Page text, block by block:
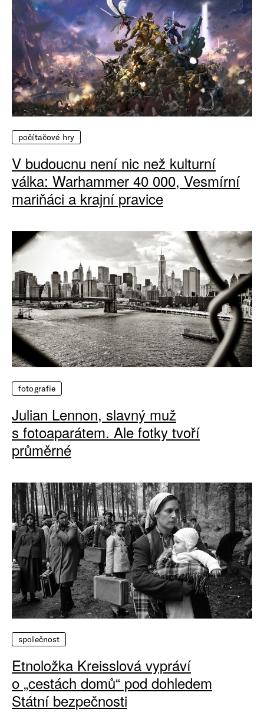
počítačové hry
V budoucnu není nic než kulturní
válka: Warhammer 40 000, Vesmírní
mariňáci a krajní pravice
fotografie
Julian Lennon, slavný muž
s fotoaparátem. Ale fotky tvoří
průměrné
společnost
Etnoložka Kreisslová vypráví
o „cestách domů“ pod dohledem
Státní bezpečnosti